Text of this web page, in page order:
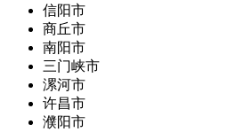
信阳市
商丘市
南阳市
三门峡市
漯河市
许昌市
濮阳市